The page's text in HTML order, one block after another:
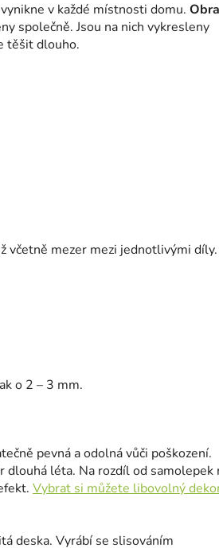
v každé místnosti domu.
společně. Jsou na nich vykresleny
těšit dlouho.
včetně mezer mezi jednotlivými díly.
o 2 – 3 mm.
pevná a odolná vůči poškození.
léta. Na rozdíl od samolepek
Vybrat si můžete libovolný
deska. Vyrábí se slisováním